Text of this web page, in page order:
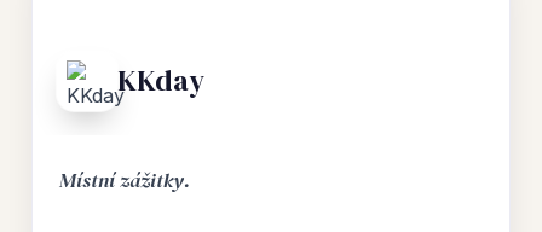
KKday
Místní zážitky.